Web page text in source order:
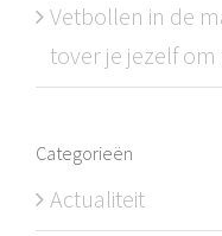
Vetbollen in de
tover je jezelf
Categorieën
Actualiteit